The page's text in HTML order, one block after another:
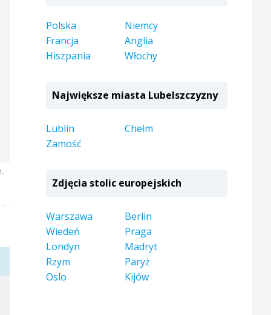
Polska
Niemcy
Francja
Anglia
Hiszpania
Włochy
Największe miasta Lubelszczyzny
Lublin
Chełm
Zamość
Zdjęcia stolic europejskich
Warszawa
Berlin
Wiedeń
Praga
Londyn
Madryt
Rzym
Paryż
Oslo
Kijów